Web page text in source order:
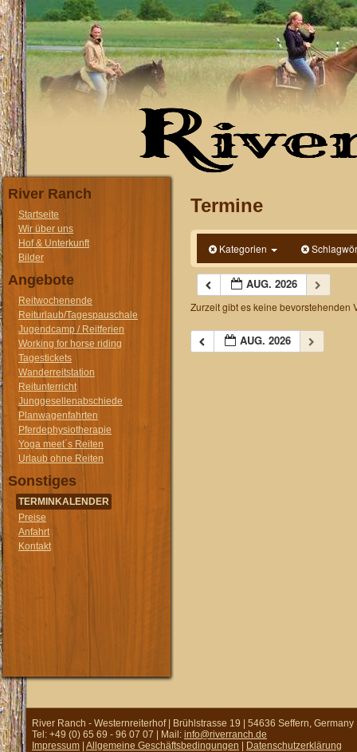
River Ranch
Startseite
Wir über uns
Hof & Unterkunft
Bilder
Angebote
Reitwochenende
Reiturlaub/Tagespauschale
Jugendcamp / Reitferien
Working for horse riding
Tagestickets
Wanderreitstation
Reitunterricht
Junggesellenabschiede
Planwagenfahrten
Pferdephysiotherapie
Yoga meet´s Reiten
Urlaub ohne Reiten
Sonstiges
TERMINKALENDER
Preise
Anfahrt
Kontakt
Termine
Kategorien
AUG. 2026
Zurzeit gibt es keine bevorstehenden
AUG. 2026
River Ranch - Westernreiterhof | Brühlstrasse 19 | 54636 Seffern, Germany
Tel: +49 (0) 65 69 - 96 07 07 | Mail: info@riverranch.de
Impressum Allgemeine Geschäftsbedingungen Datenschutzerklärung